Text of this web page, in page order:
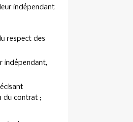
indépendant
respect des
indépendant,
du contrat ;